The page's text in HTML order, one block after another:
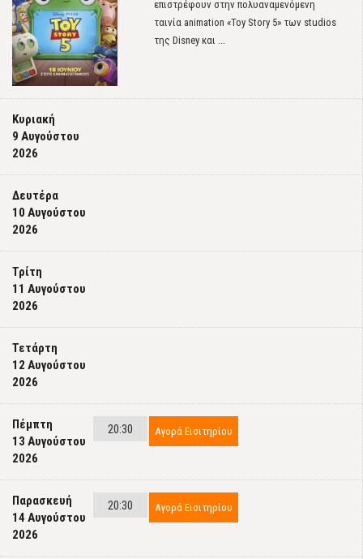
επιστρέφουν στην πολυαναμενόμενη
ταινία animation «Toy Story 5» των studios
της Disney και ...
Κυριακή
9 Αυγούστου
2026
Δευτέρα
10 Αυγούστου
2026
Τρίτη
11 Αυγούστου
2026
Τετάρτη
12 Αυγούστου
2026
Πέμπτη
13 Αυγούστου
2026
20:30 Αγορά Εισιτηρίου
Παρασκευή
14 Αυγούστου
2026
20:30 Αγορά Εισιτηρίου